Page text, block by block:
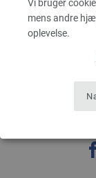
Vi bruger
mens andre
oplevelse.